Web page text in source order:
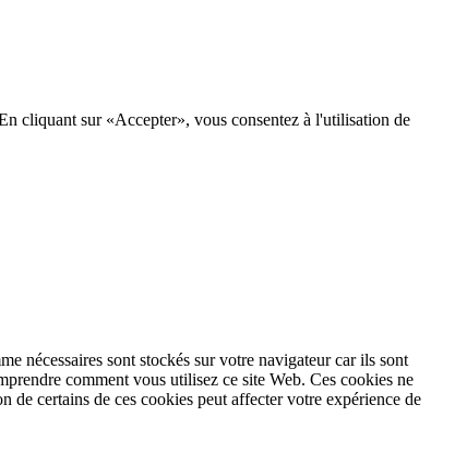
cliquant sur «Accepter», vous consentez à l'utilisation de
nécessaires sont stockés sur votre navigateur car ils sont
comment vous utilisez ce site Web. Ces cookies ne
de certains de ces cookies peut affecter votre expérience de